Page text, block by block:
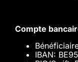
Compte
IBAN: